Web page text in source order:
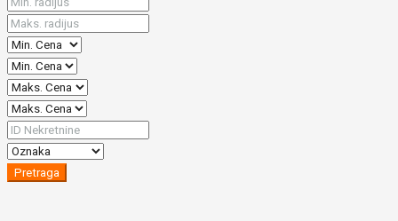
Pretraga